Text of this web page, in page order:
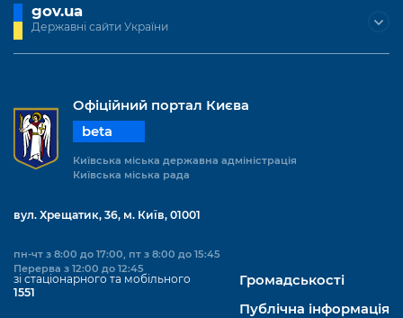
gov.ua
Державні сайти України
Офіційний портал Києва
beta
Київська міська державна адміністрація
Київська міська рада
вул. Хрещатик, 36, м. Київ, 01001
пн-чт з 8:00 до 17:00, пт з 8:00 до 15:45
Перерва з 12:00 до 12:45
зі стаціонарного та мобільного
1551
Громадськості
Публічна інформація